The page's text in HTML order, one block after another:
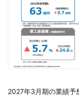
2027年3月期の業績予